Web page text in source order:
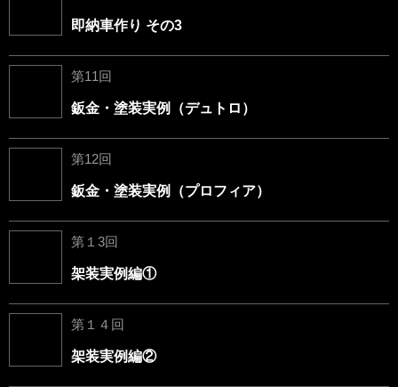
即納車作り その3
第11回
鈑金・塗装実例（デュトロ）
第12回
鈑金・塗装実例（プロフィア）
第１3回
架装実例編①
第１４回
架装実例編②